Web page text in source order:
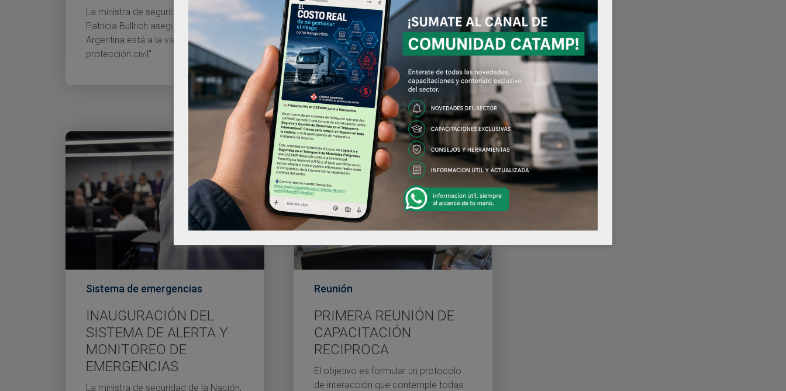
La ministra de seguridad de la Nación,
Patricia Bullrich aseguró que "la
Argentina está a la vanguardia en
protección civil"
CIPET
Sistema de emergencias
INAUGURACIÓN DEL
SISTEMA DE ALERTA Y
MONITOREO DE
EMERGENCIAS
La ministra de seguridad de la Nación,
Reunión
PRIMERA REUNIÓN DE
CAPACITACIÓN
RECIPROCA
El objetivo es formular un protocolo
de interacción que contemple todas